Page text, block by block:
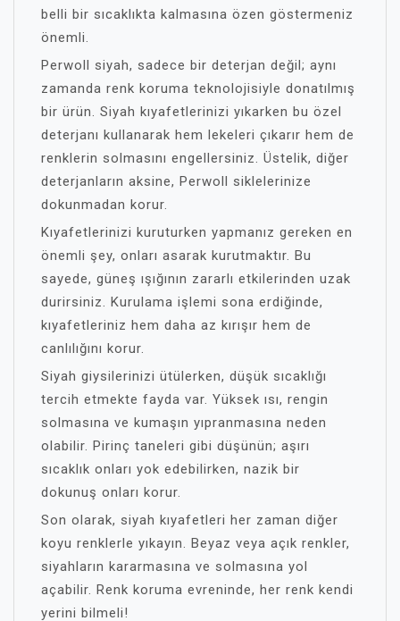
belli bir sıcaklıkta kalmasına özen göstermeniz
önemli.
Perwoll siyah, sadece bir deterjan değil; aynı
zamanda renk koruma teknolojisiyle donatılmış
bir ürün. Siyah kıyafetlerinizi yıkarken bu özel
deterjanı kullanarak hem lekeleri çıkarır hem de
renklerin solmasını engellersiniz. Üstelik, diğer
deterjanların aksine, Perwoll siklelerinize
dokunmadan korur.
Kıyafetlerinizi kuruturken yapmanız gereken en
önemli şey, onları asarak kurutmaktır. Bu
sayede, güneş ışığının zararlı etkilerinden uzak
durirsiniz. Kurulama işlemi sona erdiğinde,
kıyafetleriniz hem daha az kırışır hem de
canlılığını korur.
Siyah giysilerinizi ütülerken, düşük sıcaklığı
tercih etmekte fayda var. Yüksek ısı, rengin
solmasına ve kumaşın yıpranmasına neden
olabilir. Pirinç taneleri gibi düşünün; aşırı
sıcaklık onları yok edebilirken, nazik bir
dokunuş onları korur.
Son olarak, siyah kıyafetleri her zaman diğer
koyu renklerle yıkayın. Beyaz veya açık renkler,
siyahların kararmasına ve solmasına yol
açabilir. Renk koruma evreninde, her renk kendi
yerini bilmeli!